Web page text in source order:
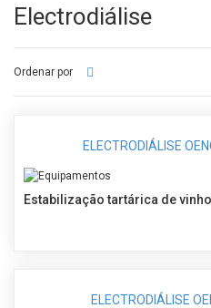
Electrodiálise
Ordenar por
ELECTRODIÁLISE
Estabilização tartárica de
ELECTRODIÁLISE